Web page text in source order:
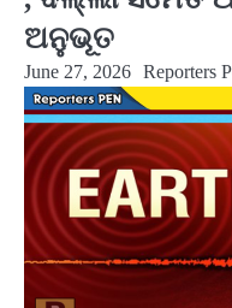
ଅନୁଭୂତ
June 27, 2026 Reporters